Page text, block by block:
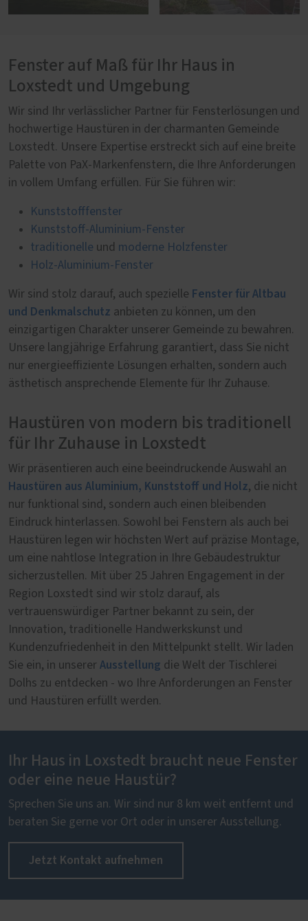
Fenster auf Maß für Ihr Haus in
Loxstedt und Umgebung
Wir sind Ihr verlässlicher Partner für Fensterlösungen und
hochwertige Haustüren in der charmanten Gemeinde
Loxstedt. Unsere Expertise erstreckt sich auf eine breite
Palette von PaX-Markenfenstern, die Ihre Anforderungen
in vollem Umfang erfüllen. Für Sie führen wir:
Kunststofffenster
Kunststoff-Aluminium-Fenster
traditionelle und moderne Holzfenster
Holz-Aluminium-Fenster
Wir sind stolz darauf, auch spezielle Fenster für Altbau
und Denkmalschutz anbieten zu können, um den
einzigartigen Charakter unserer Gemeinde zu bewahren.
Unsere langjährige Erfahrung garantiert, dass Sie nicht
nur energieeffiziente Lösungen erhalten, sondern auch
ästhetisch ansprechende Elemente für Ihr Zuhause.
Haustüren von modern bis traditionell
für Ihr Zuhause in Loxstedt
Wir präsentieren auch eine beeindruckende Auswahl an
Haustüren aus Aluminium, Kunststoff und Holz, die nicht
nur funktional sind, sondern auch einen bleibenden
Eindruck hinterlassen. Sowohl bei Fenstern als auch bei
Haustüren legen wir höchsten Wert auf präzise Montage,
um eine nahtlose Integration in Ihre Gebäudestruktur
sicherzustellen. Mit über 25 Jahren Engagement in der
Region Loxstedt sind wir stolz darauf, als
vertrauenswürdiger Partner bekannt zu sein, der
Innovation, traditionelle Handwerkskunst und
Kundenzufriedenheit in den Mittelpunkt stellt. Wir laden
Sie ein, in unserer Ausstellung die Welt der Tischlerei
Dolhs zu entdecken - wo Ihre Anforderungen an Fenster
und Haustüren erfüllt werden.
Ihr Haus in Loxstedt braucht neue Fenster
oder eine neue Haustür?
Sprechen Sie uns an. Wir sind nur 8 km weit entfernt und
beraten Sie gerne vor Ort oder in unserer Ausstellung.
Jetzt Kontakt aufnehmen